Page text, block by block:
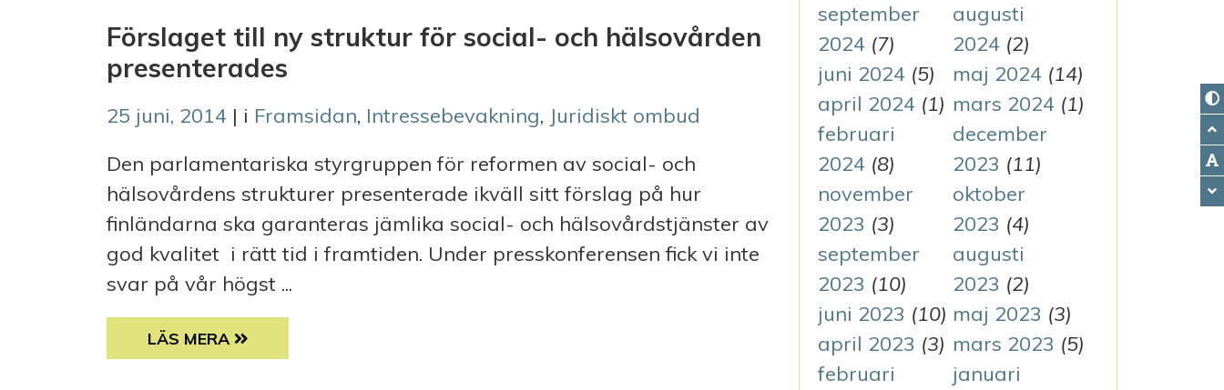
Förslaget till ny struktur för social- och hälsovården
presenterades
25 juni, 2014 | i Framsidan, Intressebevakning, Juridiskt ombud
Den parlamentariska styrgruppen för reformen av social- och
hälsovårdens strukturer presenterade ikväll sitt förslag på hur
finländarna ska garanteras jämlika social- och hälsovårdstjänster av
god kvalitet i rätt tid i framtiden. Under presskonferensen fick vi inte
svar på vår högst ...
FÖRSLAGET TILL NY STRUKTUR FÖR SOCIAL- OCH HÄLSOVÅRDEN PRESENTERADES
LÄS MERA
september
2024 (7)
augusti
2024(2)
juni 2024 (5) maj 2024(14)
april 2024 (1) mars 2024(1)
februari
2024 (8)
december
2023 (11)
november
2023 (3)
oktober
2023 (4)
september
2023 (10)
augusti
2023 (2)
juni 2023 (10) maj 2023 (3)
april 2023 (3) mars 2023 (5)
februari
januari